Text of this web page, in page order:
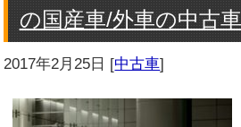
の国産車/外車の中古
2017年2月25日 [中古車]